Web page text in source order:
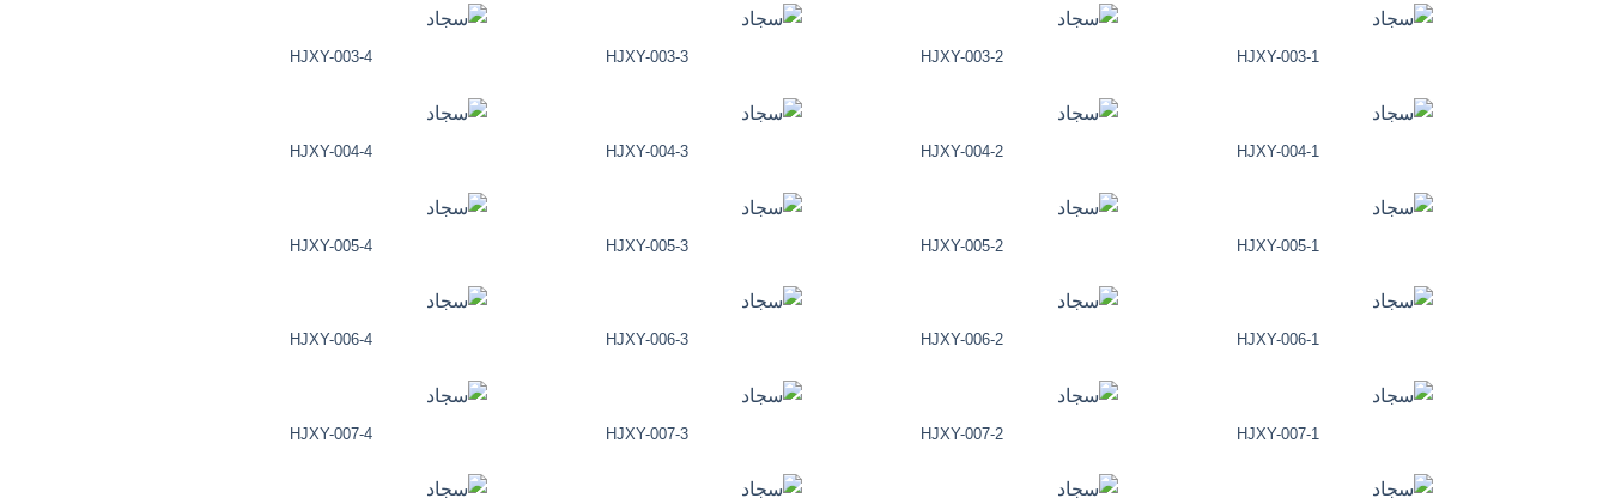
HJXY-003-1
HJXY-003-2
HJXY-003-3
HJXY-003-4
HJXY-004-1
HJXY-004-2
HJXY-004-3
HJXY-004-4
HJXY-005-1
HJXY-005-2
HJXY-005-3
HJXY-005-4
HJXY-006-1
HJXY-006-2
HJXY-006-3
HJXY-006-4
HJXY-007-1
HJXY-007-2
HJXY-007-3
HJXY-007-4